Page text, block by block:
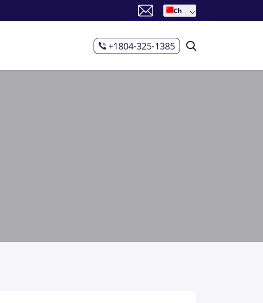
Ch
+1804-325-1385